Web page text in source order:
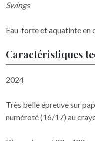
Swings
Eau-forte et aquatinte en
Caractéristiques
2024
Très belle épreuve sur
numéroté (16/17) au